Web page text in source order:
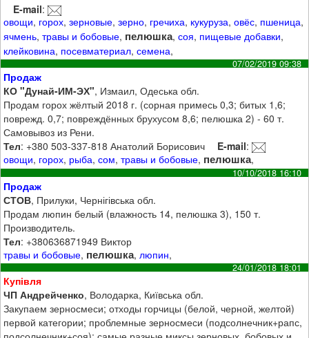
E-mail:
овощи, горох,зерновые,зерно, гречиха, кукуруза,овёс, пшеница,
ячмень,травы и бобовые, пелюшка,соя, пищевые добавки,
клейковина, посевматериал,семена,
07/02/2019 09:38
Продаж
КО "Дунай-ИМ-ЭХ", Измаил, Одеська обл.
Продам горох жёлтый 2018 г. (сорная примесь 0,3; битых 1,6;
поврежд. 0,7; повреждённых брухусом 8,6; пелюшка 2) - 60 т.
Самовывоз из Рени.
Тел: +380 503-337-818 Анатолий Борисович E-mail:
овощи, горох, рыба,сом,травы и бобовые, пелюшка,
10/10/2018 16:10
Продаж
СТОВ, Прилуки, Чернігівська обл.
Продам люпин белый (влажность 14, пелюшка 3), 150 т.
Производитель.
Тел: +380636871949 Виктор
травы и бобовые, пелюшка, люпин,
24/01/2018 18:01
Купівля
ЧП Андрейченко, Володарка, Київська обл.
Закупаем зерносмеси; отходы горчицы (белой, черной, желтой)
первой категории; проблемные зерносмеси (подсолнечник+рапс,